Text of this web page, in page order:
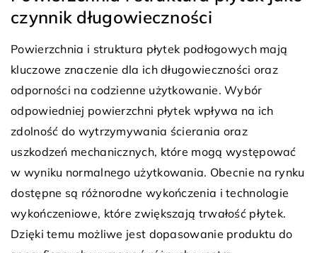
czynnik długowieczności
Powierzchnia i struktura płytek podłogowych mają
kluczowe znaczenie dla ich długowieczności oraz
odporności na codzienne użytkowanie. Wybór
odpowiedniej powierzchni płytek wpływa na ich
zdolność do wytrzymywania ścierania oraz
uszkodzeń mechanicznych, które mogą występować
w wyniku normalnego użytkowania. Obecnie na rynku
dostępne są różnorodne wykończenia i technologie
wykończeniowe, które zwiększają trwałość płytek.
Dzięki temu możliwe jest dopasowanie produktu do